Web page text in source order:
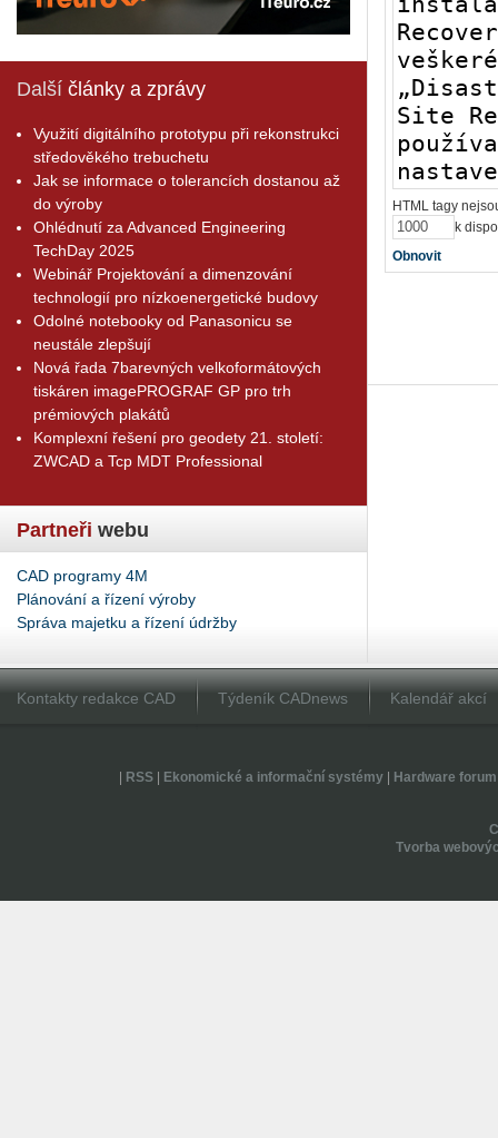
Další články a zprávy
Využití digitálního prototypu při rekonstrukci
středověkého trebuchetu
Jak se informace o tolerancích dostanou až
do výroby
Ohlédnutí za Advanced Engineering
TechDay 2025
Webinář Projektování a dimenzování
technologií pro nízkoenergetické budovy
Odolné notebooky od Panasonicu se
neustále zlepšují
Nová řada 7barevných velkoformátových
tiskáren imagePROGRAF GP pro trh
prémiových plakátů
Komplexní řešení pro geodety 21. století:
ZWCAD a Tcp MDT Professional
Partneři webu
CAD programy 4M
Plánování a řízení výroby
Správa majetku a řízení údržby
HTML tagy
k
Obnovit
Kontakty redakce CAD Týdeník CADnews Kalendář akcí
RSS| Ekonomické a informační systémy| Hardware forum
Tvorba